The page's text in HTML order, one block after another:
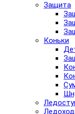
Защита
Коньки